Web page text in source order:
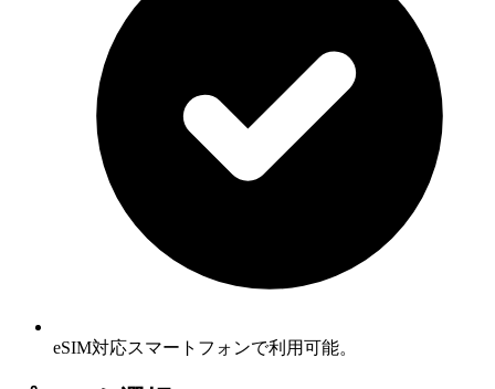
eSIM対応スマートフォンで利用可能。